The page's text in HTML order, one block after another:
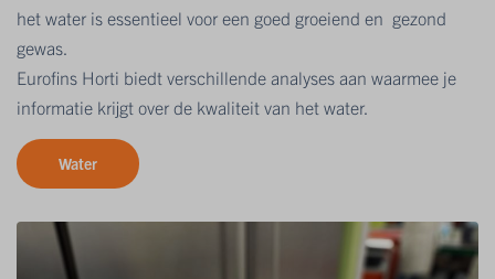
het water is essentieel voor een goed groeiend en gezond
gewas.
Eurofins Horti biedt verschillende analyses aan waarmee je
informatie krijgt over de kwaliteit van het water.
Water